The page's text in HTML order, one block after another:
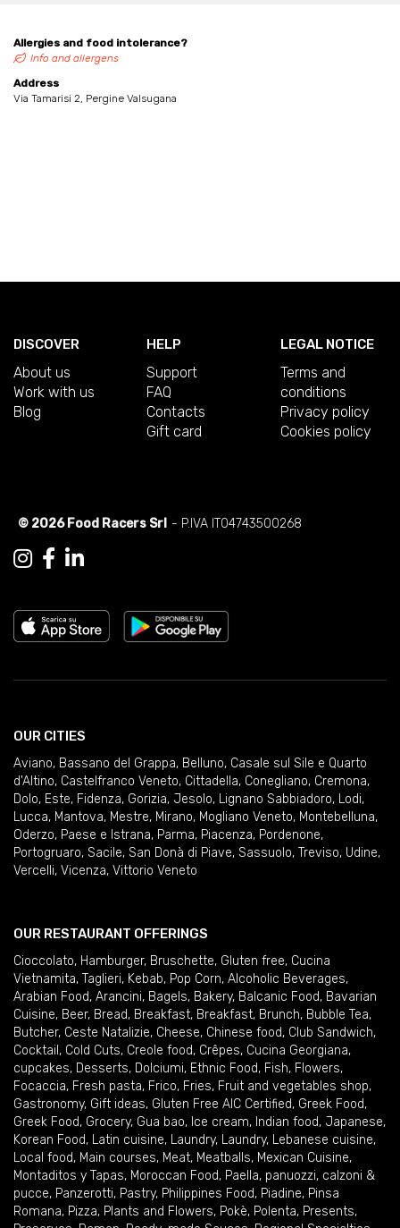
Allergies and food intolerance?
Info and allergens
Address
Via Tamarisi 2, Pergine Valsugana
DISCOVER
About us
Work with us
Blog
HELP
Support
FAQ
Contacts
Gift card
LEGAL NOTICE
Terms and
conditions
Privacy policy
Cookies policy
© 2026 Food Racers Srl - P.IVA IT04743500268
OUR CITIES
Aviano, Bassano del Grappa, Belluno, Casale sul Sile e Quarto
d'Altino, Castelfranco Veneto, Cittadella, Conegliano, Cremona,
Dolo, Este, Fidenza, Gorizia, Jesolo, Lignano Sabbiadoro, Lodi,
Lucca, Mantova, Mestre, Mirano, Mogliano Veneto, Montebelluna,
Oderzo, Paese e Istrana, Parma, Piacenza, Pordenone,
Portogruaro, Sacile, San Donà di Piave, Sassuolo, Treviso, Udine,
Vercelli, Vicenza, Vittorio Veneto
OUR RESTAURANT OFFERINGS
Cioccolato, Hamburger, Bruschette, Gluten free, Cucina
Vietnamita, Taglieri, Kebab, Pop Corn, Alcoholic Beverages,
Arabian Food, Arancini, Bagels, Bakery, Balcanic Food, Bavarian
Cuisine, Beer, Bread, Breakfast, Breakfast, Brunch, Bubble Tea,
Butcher, Ceste Natalizie, Cheese, Chinese food, Club Sandwich,
Cocktail , Cold Cuts, Creole food, Crêpes, Cucina Georgiana,
cupcakes, Desserts, Dolciumi, Ethnic Food, Fish, Flowers,
Focaccia, Fresh pasta, Frico, Fries, Fruit and vegetables shop,
Gastronomy, Gift ideas, Gluten Free AIC Certified, Greek Food,
Greek Food, Grocery, Gua bao, Ice cream, Indian food, Japanese,
Korean Food, Latin cuisine, Laundry, Laundry, Lebanese cuisine,
Local food, Main courses, Meat, Meatballs, Mexican Cuisine,
Montaditos y Tapas, Moroccan Food, Paella, panuozzi, calzoni &
pucce, Panzerotti, Pastry, Philippines Food, Piadine, Pinsa
Romana, Pizza, Plants and Flowers, Pokè, Polenta, Presents,